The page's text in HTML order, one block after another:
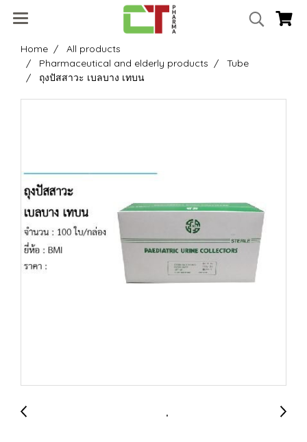
Home
All products
Pharmaceutical and elderly products
Tube
ถุงปัสสาวะ เบลบาง เทบน